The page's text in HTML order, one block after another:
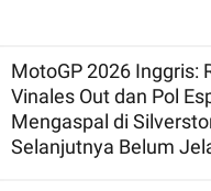
MotoGP 2026 Inggris:
Vinales Out dan Pol
Mengaspal di
Selanjutnya Belum